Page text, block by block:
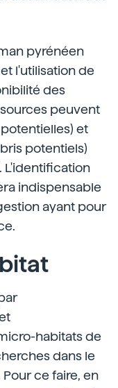
pyrénéen
l'utilisation de
des
peuvent
et
potentiels)
L'identification
indispensable
ayant pour
habitats de
dans le
ce faire, en